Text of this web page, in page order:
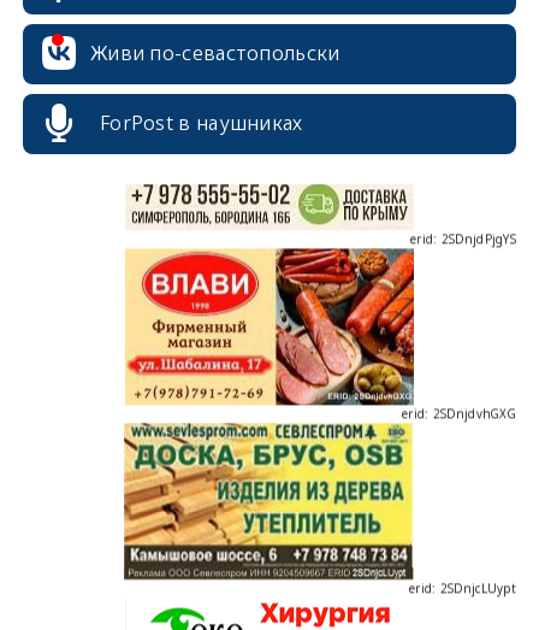
Живи по-севастопольски
ForPost в наушниках
erid: 2SDnjcrDNw6
erid: 2SDnjdvhGXG
erid: 2SDnjcLUypt